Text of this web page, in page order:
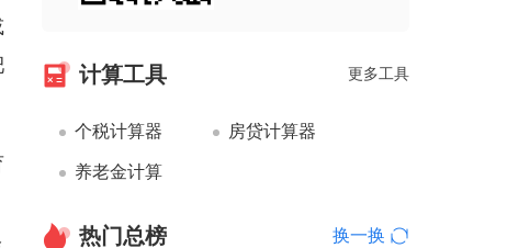
计算工具 更多工具
个税计算器 房贷计算器
养老金计算
热门总榜 换一换